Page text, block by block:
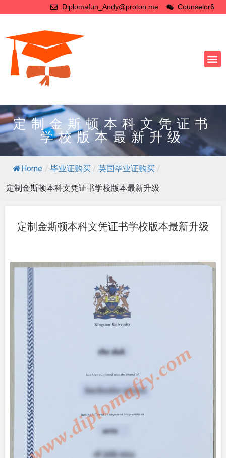
Diplomafun_Andy@proton.me Counselor6
定制金斯顿本科文凭证书
学校版本最新升级
Home / 毕业证购买 / 英国毕业证购买 /
定制金斯顿本科文凭证书学校版本最新升级
定制金斯顿本科文凭证书学校版本最新升级